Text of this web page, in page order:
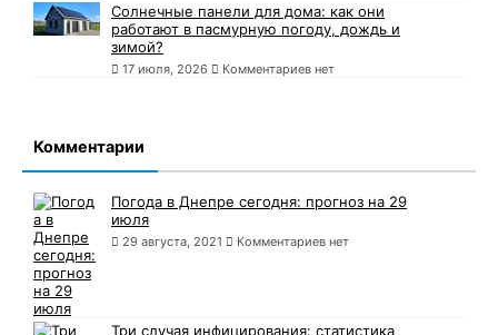
Солнечные панели для дома: как они
работают в пасмурную погоду, дождь и
зимой?
17 июля, 2026 Комментариев нет
Комментарии
Погода в Днепре сегодня: прогноз на 29
июля
29 августа, 2021 Комментариев нет
Три случая инфицирования: статистика